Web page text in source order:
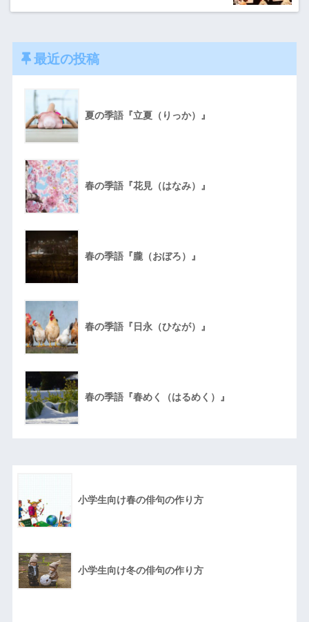
最近の投稿
夏の季語『立夏（りっか）』
春の季語『花見（はなみ）』
春の季語『朧（おぼろ）』
春の季語『日永（ひなが）』
春の季語『春めく（はるめく）』
小学生向け春の俳句の作り方
小学生向け冬の俳句の作り方